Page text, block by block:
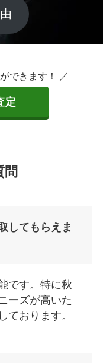
できます！ ／
定
問
してもらえま
です。特に秋
ーズが高いた
ております。